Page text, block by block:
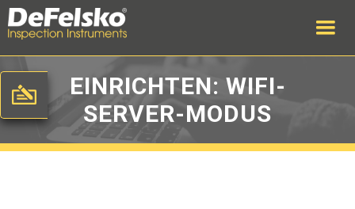
EINRICHTEN: WIFI-
SERVER-MODUS